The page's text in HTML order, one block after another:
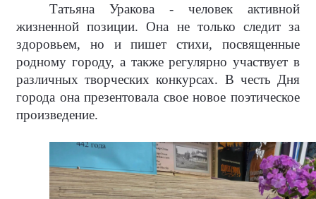
Татьяна Уракова - человек активной
жизненной позиции. Она не только следит за
здоровьем, но и пишет стихи, посвященные
родному городу, а также регулярно участвует в
различных творческих конкурсах. В честь Дня
города она презентовала свое новое поэтическое
произведение.